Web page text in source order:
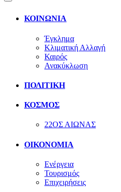
ΚΟΙΝΩΝΙΑ
Έγκλημα
Κλιματική Αλλαγή
Καιρός
Ανακύκλωση
ΠΟΛΙΤΙΚΗ
ΚΟΣΜΟΣ
22ΟΣ ΑΙΩΝΑΣ
ΟΙΚΟΝΟΜΙΑ
Ενέργεια
Τουρισμός
Επιχειρήσεις